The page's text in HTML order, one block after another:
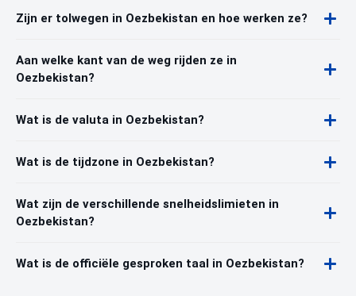
Zijn er tolwegen in Oezbekistan en hoe werken ze?
Aan welke kant van de weg rijden ze in
Oezbekistan?
Wat is de valuta in Oezbekistan?
Wat is de tijdzone in Oezbekistan?
Wat zijn de verschillende snelheidslimieten in
Oezbekistan?
Wat is de officiële gesproken taal in Oezbekistan?